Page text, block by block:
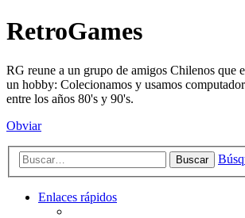
RetroGames
RG reune a un grupo de amigos Chilenos que
un hobby: Colecionamos y usamos
entre los años 80's y 90's.
Obviar
Buscar
Enlaces rápidos